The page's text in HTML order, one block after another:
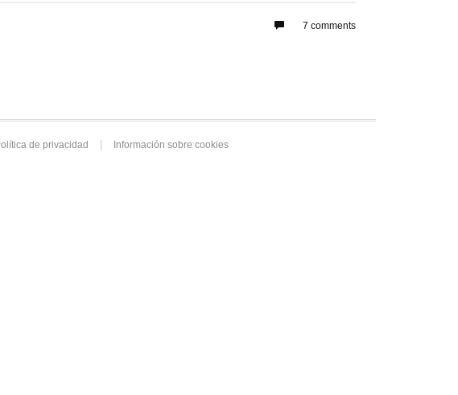
7 comments
de privacidad Información sobre cookies